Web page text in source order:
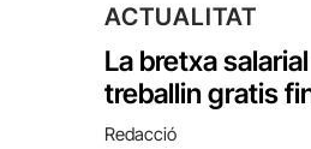
ACTUALITAT
La bretxa
treballin gratis
Redacció